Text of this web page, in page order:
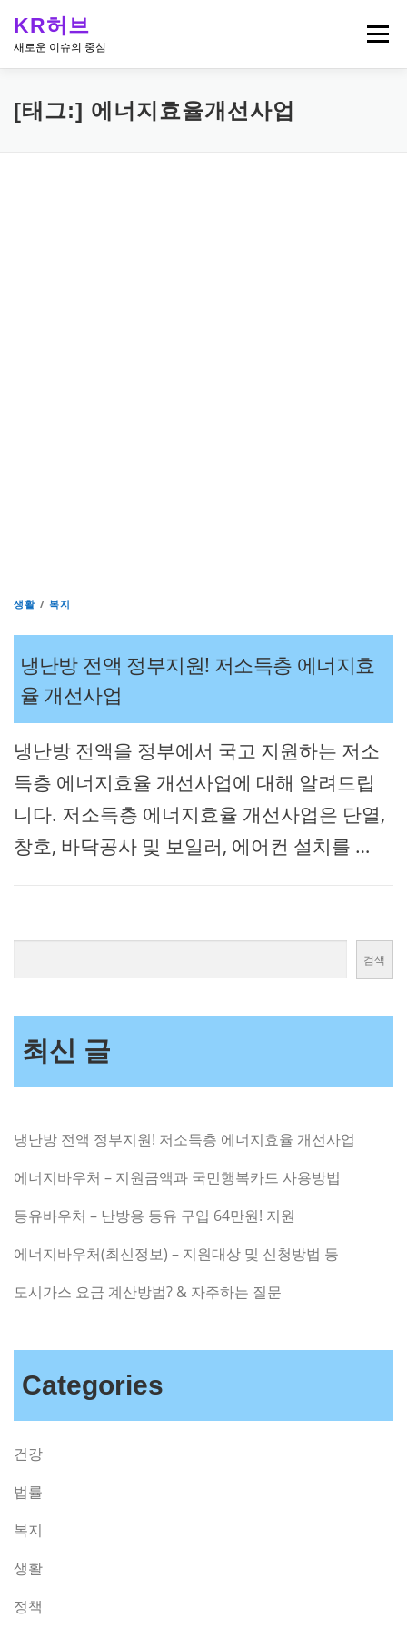
KR허브
새로운 이슈의 중심
메뉴
[태그:] 에너지효율개선사업
생활 /복지
냉난방 전액 정부지원! 저소득층 에너지효
율 개선사업
냉난방 전액을 정부에서 국고 지원하는 저소
득층 에너지효율 개선사업에 대해 알려드립
니다. 저소득층 에너지효율 개선사업은 단열,
창호, 바닥공사 및 보일러, 에어컨 설치를 …
검색
최신 글
냉난방 전액 정부지원! 저소득층 에너지효율 개선사업
에너지바우처 – 지원금액과 국민행복카드 사용방법
등유바우처 – 난방용 등유 구입 64만원! 지원
에너지바우처(최신정보) – 지원대상 및 신청방법 등
도시가스 요금 계산방법? & 자주하는 질문
Categories
건강
법률
복지
생활
정책